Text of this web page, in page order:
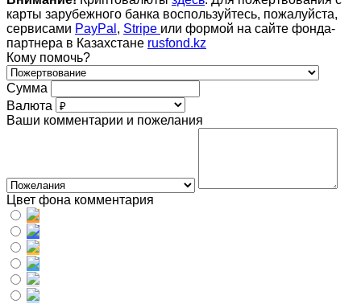
карты зарубежного банка воспользуйтесь, пожалуйста,
сервисами PayPal , Stripe или формой на сайте фонда-
партнера в Казахстане rusfond.kz
Кому помочь?
Сумма
Валюта
Ваши комментарии и пожелания
Цвет фона комментария